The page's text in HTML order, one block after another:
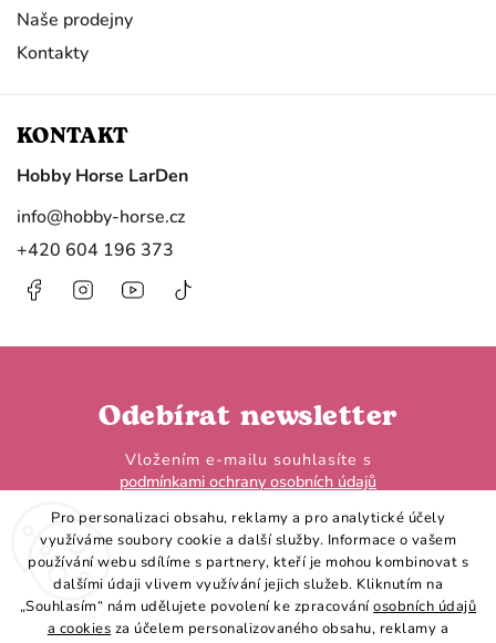
Pro personalizaci obsahu, reklamy a pro analytické účely
využíváme soubory cookie a další služby. Informace o vašem
používání webu sdílíme s partnery, kteří je mohou kombinovat s
dalšími údaji vlivem využívání jejich služeb. Kliknutím na
„Souhlasím“ nám udělujete povolení ke zpracováníosobních údajů
a cookies za účelem personalizovaného obsahu, reklamy a
Odebírat newsletter
Vložením e-mailu souhlasíte s
podmínkami ochrany osobních údajů
Přihlásit se
Naše prodejny
Kontakty
KONTAKT
Hobby Horse LarDen
info@hobby-horse.cz
+420 604 196 373
FacebookInstagramhttps://www.youtube.com/